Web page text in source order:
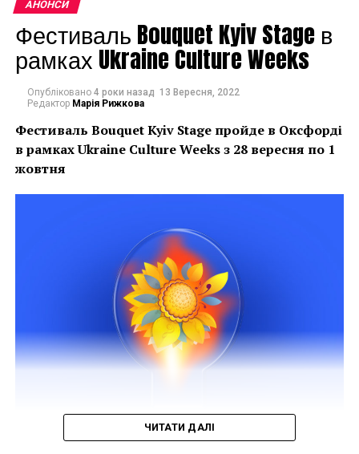
АНОНСИ
Фестиваль Bouquet Kyiv Stage в
рамках Ukraine Culture Weeks
Опубліковано 4 роки назад 13 Вересня, 2022
Редактор Марія Рижкова
Фестиваль Bouquet Kyiv Stage пройде в Оксфорді
в рамкахUkraine Culture Weeks з 28 вересня по 1
жовтня
ЧИТАТИ ДАЛІ